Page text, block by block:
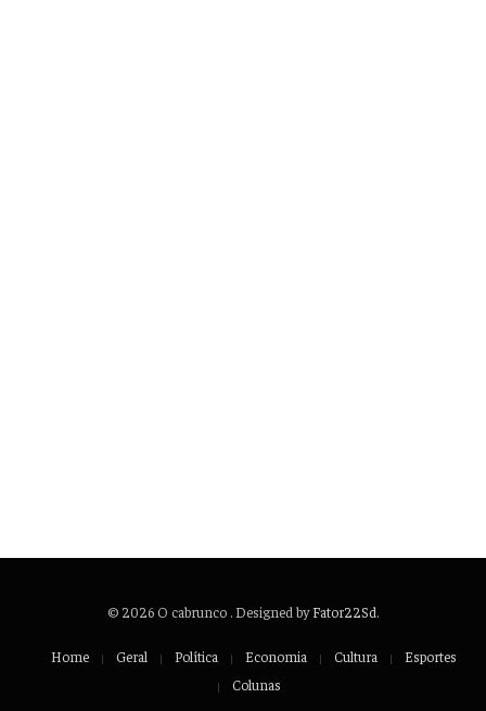
© 2026 O cabrunco . Designed byFator22Sd.
Home Geral Política Economia Cultura
Esportes
Colunas